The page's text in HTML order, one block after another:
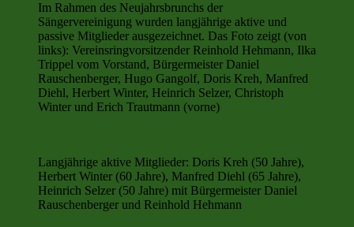
Im Rahmen des Neujahrsbrunchs der
Sängervereinigung wurden langjährige aktive und
passive Mitglieder ausgezeichnet. Das Foto zeigt (von
links): Vereinsringvorsitzender Reinhold Hehmann, Ilka
Trippel vom Vorstand, Bürgermeister Daniel
Rauschenberger, Hugo Gangolf, Doris Kreh, Manfred
Diehl, Herbert Winter, Heinrich Selzer, Christoph
Winter und Erich Trautmann (vorne)
Langjährige aktive Mitglieder: Doris Kreh (50 Jahre),
Herbert Winter (60 Jahre), Manfred Diehl (65 Jahre),
Heinrich Selzer (50 Jahre) mit Bürgermeister Daniel
Rauschenberger und Reinhold Hehmann